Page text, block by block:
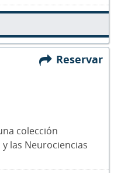
Reservar
colección
las Neurociencias